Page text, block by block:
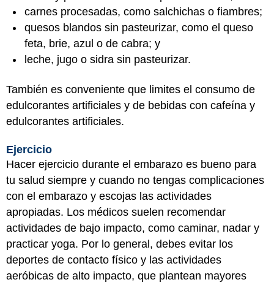
carnes procesadas, como salchichas o fiambres;
quesos blandos sin pasteurizar, como el queso
feta, brie, azul o de cabra; y
leche, jugo o sidra sin pasteurizar.
También es conveniente que limites el consumo de
edulcorantes artificiales y de bebidas con cafeína y
edulcorantes artificiales.
Ejercicio
Hacer ejercicio durante el embarazo es bueno para
tu salud siempre y cuando no tengas complicaciones
con el embarazo y escojas las actividades
apropiadas. Los médicos suelen recomendar
actividades de bajo impacto, como caminar, nadar y
practicar yoga. Por lo general, debes evitar los
deportes de contacto físico y las actividades
aeróbicas de alto impacto, que plantean mayores